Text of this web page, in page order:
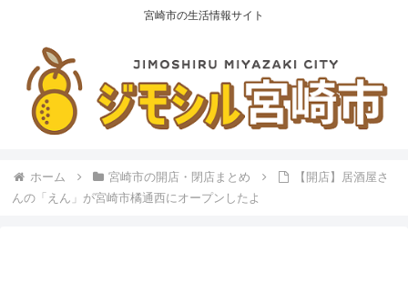
宮崎市の生活情報サイト
ホーム 宮崎市の開店・閉店まとめ
【開店】居酒屋さ
んの「えん」が宮崎市橘通西にオープンしたよ